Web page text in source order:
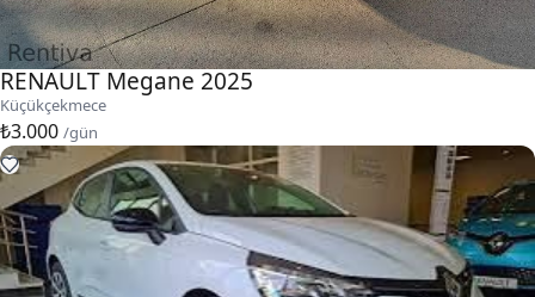
RENAULT Megane 2025
Küçükçekmece
₺3.000 /gün